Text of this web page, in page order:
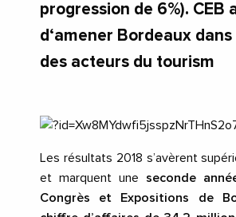
progression de 6%). CEB
d‘amener Bordeaux dans
des acteurs du tourism
Les résultats 2018 s’avèrent
et marquent une seconde
Congrès et Expositions de